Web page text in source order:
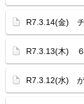
R7.3.14(金)
R7.3.13(木)
R7.3.12(水) が